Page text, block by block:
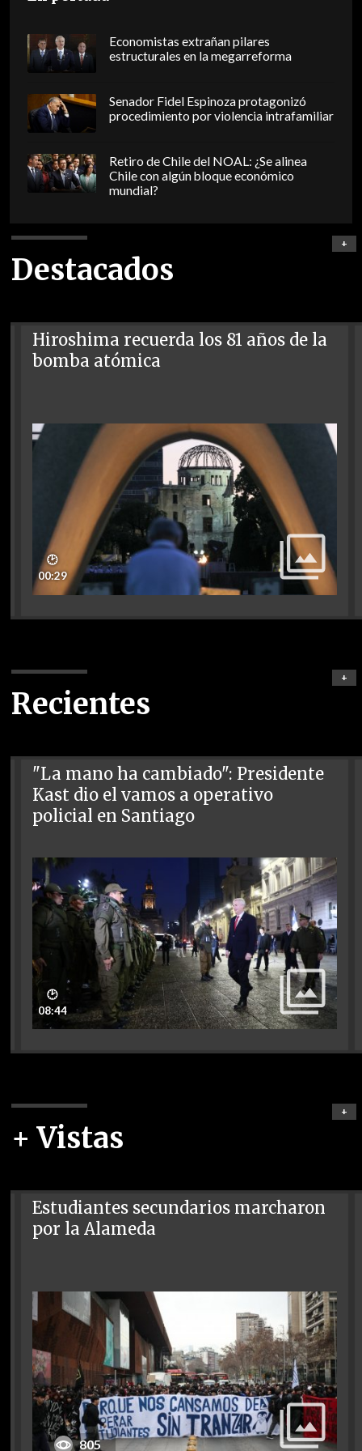
Economistas extrañan pilares
estructurales en la megarreforma
Senador Fidel Espinoza protagonizó
procedimiento por violencia intrafamiliar
Retiro de Chile del NOAL: ¿Se alinea
Chile con algún bloque económico
mundial?
Destacados
+
Hiroshima recuerda los 81 años de la
bomba atómica
🕑
00:29
Recientes
+
"La mano ha cambiado": Presidente
Kast dio el vamos a operativo
policial en Santiago
🕑
08:44
+ Vistas
+
Estudiantes secundarios marcharon
por la Alameda
805